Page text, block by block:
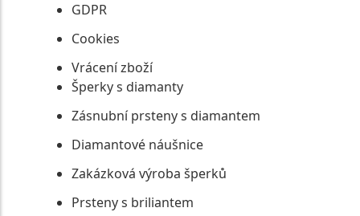
GDPR
Cookies
Vrácení zboží
Šperky s diamanty
Zásnubní prsteny s diamantem
Diamantové náušnice
Zakázková výroba šperků
Prsteny s briliantem